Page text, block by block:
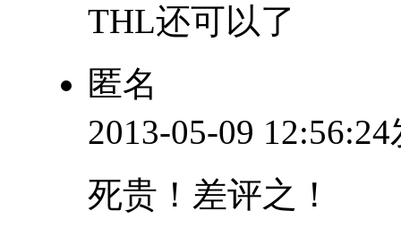
THL还可以了
匿名
2013-05-09
死贵！差评之！